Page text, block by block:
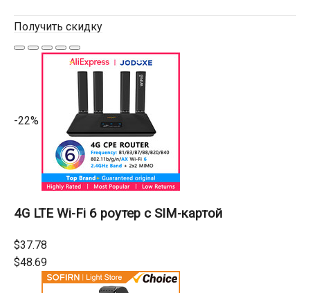
Получить скидку
-22%
4G LTE Wi-Fi 6 роутер с SIM-картой
$37.78
$48.69